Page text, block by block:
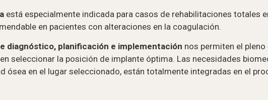
está especialmente indicada para casos de rehabilitaciones totales
en pacientes con alteraciones en la coagulación.
diagnóstico, planificación e implementación nos permiten el
seleccionar la posición de implante óptima. Las necesidades
ósea en el lugar seleccionado, están totalmente integradas en el